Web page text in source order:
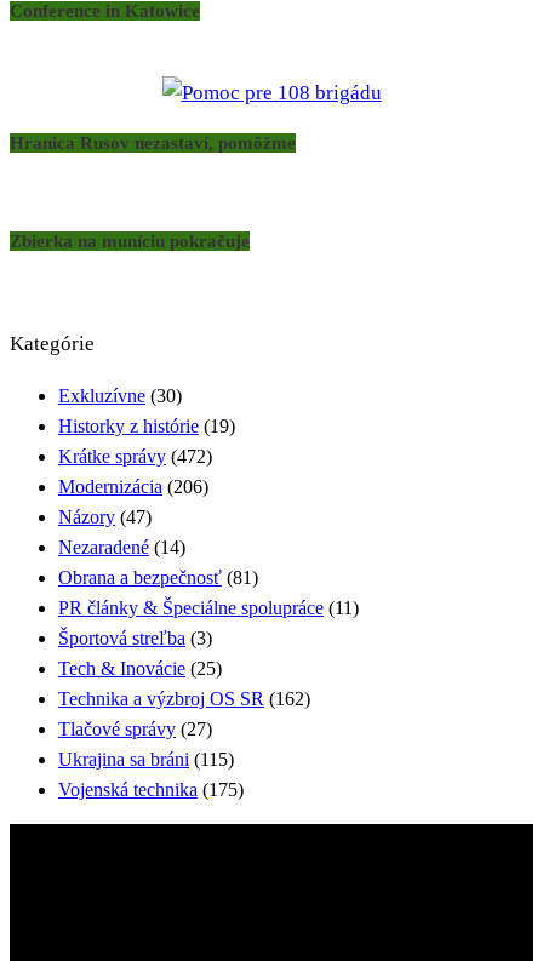
Conference in Katowice
Hranica Rusov nezastaví, pomôžme
Zbierka na muníciu pokračuje
Kategórie
Exkluzívne (30)
Historky z histórie (19)
Krátke správy (472)
Modernizácia (206)
Názory (47)
Nezaradené (14)
Obrana a bezpečnosť (81)
PR články & Špeciálne spolupráce (11)
Športová streľba (3)
Tech & Inovácie (25)
Technika a výzbroj OS SR (162)
Tlačové správy (27)
Ukrajina sa bráni (115)
Vojenská technika (175)